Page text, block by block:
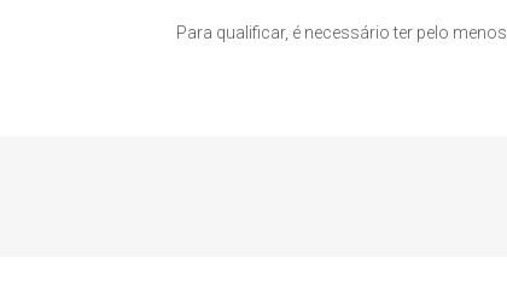
Para qualificar, é necessário ter pelo menos